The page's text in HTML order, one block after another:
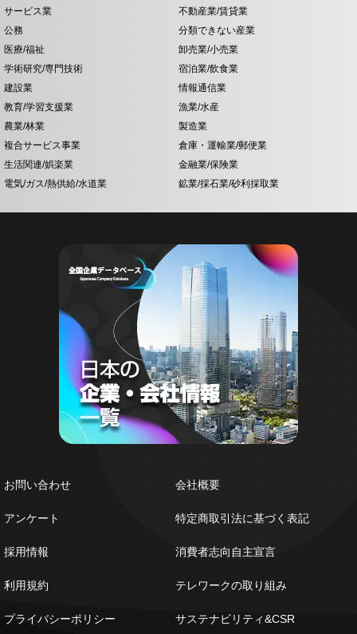
サービス業
不動産業/賃貸業
公務
分類できない産業
医療/福祉
卸売業/小売業
学術研究/専門技術
宿泊業/飲食業
建設業
情報通信業
教育/学習支援業
漁業/水産
農業/林業
製造業
複合サービス事業
倉庫・運輸業/郵便業
生活関連/娯楽業
金融業/保険業
電気/ガス/熱供給/水道業
鉱業/採石業/砂利採取業
お問い合わせ
アンケート
採用情報
利用規約
プライバシーポリシー
会社概要
特定商取引法に基づく表記
消費者志向自主宣言
テレワークの取り組み
サステナビリティ&CSR